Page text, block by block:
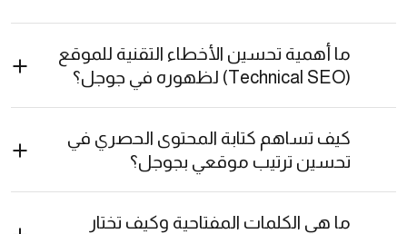
ما أهمية تحسين الأخطاء التقنية للموقع
(Technical SEO) لظهوره في جوجل؟
كيف تساهم كتابة المحتوى الحصري في
تحسين ترتيب موقعي بجوجل؟
ما هي الكلمات المفتاحية وكيف تختار